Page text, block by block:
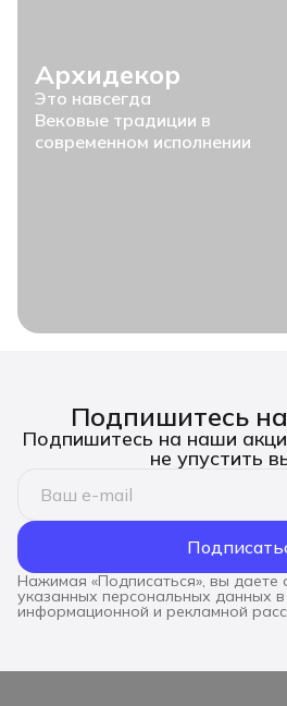
Архидекор
Это навсегда
Вековые традиции в
современном исполнении
Подпишитесь
Подпишитесь на наши
не упустить
Нажимая «Подписаться», вы даете
указанных персональных данных
информационной и рекламной